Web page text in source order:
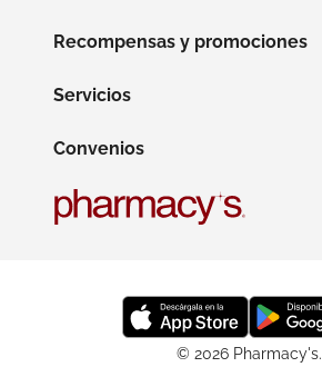
Recompensas y promociones
Servicios
Convenios
© 2026 Pharmacy's.